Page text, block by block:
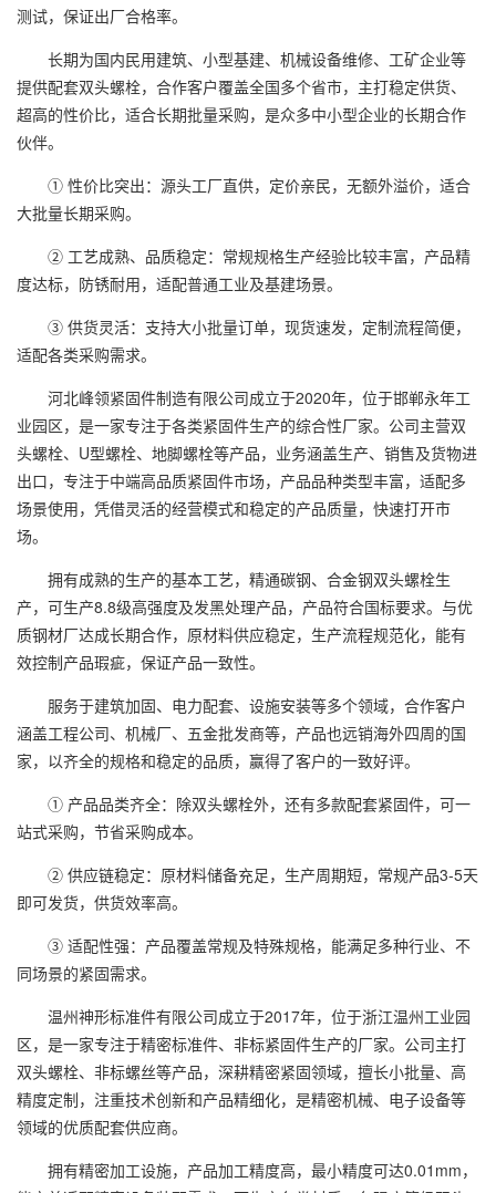
测试，保证出厂合格率。
长期为国内民用建筑、小型基建、机械设备维修、工矿企业等
提供配套双头螺栓，合作客户覆盖全国多个省市，主打稳定供货、
超高的性价比，适合长期批量采购，是众多中小型企业的长期合作
伙伴。
① 性价比突出：源头工厂直供，定价亲民，无额外溢价，适合
大批量长期采购。
② 工艺成熟、品质稳定：常规规格生产经验比较丰富，产品精
度达标，防锈耐用，适配普通工业及基建场景。
③ 供货灵活：支持大小批量订单，现货速发，定制流程简便，
适配各类采购需求。
河北峰领紧固件制造有限公司成立于2020年，位于邯郸永年工
业园区，是一家专注于各类紧固件生产的综合性厂家。公司主营双
头螺栓、U型螺栓、地脚螺栓等产品，业务涵盖生产、销售及货物进
出口，专注于中端高品质紧固件市场，产品品种类型丰富，适配多
场景使用，凭借灵活的经营模式和稳定的产品质量，快速打开市
场。
拥有成熟的生产的基本工艺，精通碳钢、合金钢双头螺栓生
产，可生产8.8级高强度及发黑处理产品，产品符合国标要求。与优
质钢材厂达成长期合作，原材料供应稳定，生产流程规范化，能有
效控制产品瑕疵，保证产品一致性。
服务于建筑加固、电力配套、设施安装等多个领域，合作客户
涵盖工程公司、机械厂、五金批发商等，产品也远销海外四周的国
家，以齐全的规格和稳定的品质，赢得了客户的一致好评。
① 产品品类齐全：除双头螺栓外，还有多款配套紧固件，可一
站式采购，节省采购成本。
② 供应链稳定：原材料储备充足，生产周期短，常规产品3-5天
即可发货，供货效率高。
③ 适配性强：产品覆盖常规及特殊规格，能满足多种行业、不
同场景的紧固需求。
温州神形标准件有限公司成立于2017年，位于浙江温州工业园
区，是一家专注于精密标准件、非标紧固件生产的厂家。公司主打
双头螺栓、非标螺丝等产品，深耕精密紧固领域，擅长小批量、高
精度定制，注重技术创新和产品精细化，是精密机械、电子设备等
领域的优质配套供应商。
拥有精密加工设施，产品加工精度高，最小精度可达0.01mm，